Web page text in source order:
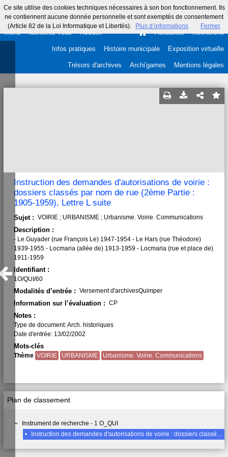
Ce site utilise des cookies techniques nécessaires à son bon fonctionnement. Ils
ne contiennent aucune donnée personnelle et sont exemptés de consentement
(Article 82 de la Loi Informatique et Libertés).
Plus d’informations Fermer
Menu Identifiez-vous Accueil Actualités Recherche
Infos pratiques Histoire municipale Exposition virtuelle
Trésors d'archives Archi'games Mentions légales
Plan de classement
Instrument de recherche - 1 O_QUI
•
Instruction des demandes d'autorisations de voirie : dossiers classés par nom de rue (2ème Partie : 1905-1959), Lettre L suite
Instruction des demandes d'autorisations de voirie :
dossiers classés par nom de rue (2ème Partie :
1905-1959), Lettre L suite
Sujet : VOIRIE ; URBANISME ; Urbanisme. Voirie. Communications
Description :
- Le Guyader (rue François Le) 1947-1954 - Le Hars (rue Théodore)
1939-1955 - Locmaria (allée de) 1913-1959 - Locmaria (rue et place de)
1911-1959
Identifiant :
1O/QUI/60
Modalités d’entrée : Versement d'archivesQuimper
Information sur l’évaluation : CP
Notes :
Type de document: Arch. historiques
Date d'entrée: 13/02/2002
Mots-clés
Thème VOIRIE URBANISME Urbanisme. Voirie. Communications